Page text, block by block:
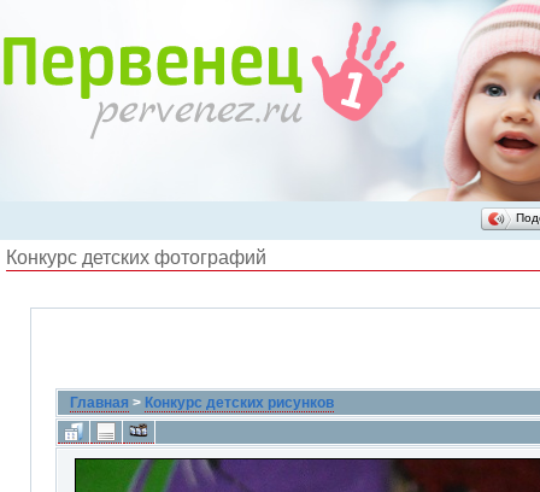
Конкурс детских фотографий
Главная > Конкурс детских рисунков